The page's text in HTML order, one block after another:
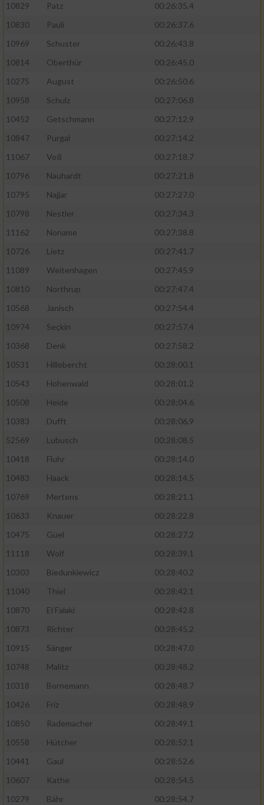
10829
Patz
00:26:35.4
10830
Pauli
00:26:37.6
10969
Schuster
00:26:43.8
10814
Oberthür
00:26:45.0
10275
August
00:26:50.6
10958
Schulz
00:27:06.8
10452
Getschmann
00:27:12.9
10847
Purgal
00:27:14.2
11067
Voß
00:27:18.7
10796
Nauhardt
00:27:21.8
10795
Najjar
00:27:27.0
10798
Nestler
00:27:34.3
11162
Noname
00:27:38.8
10726
Lietz
00:27:41.7
11089
Weitenhagen
00:27:45.9
10810
Northrup
00:27:47.4
10568
Janisch
00:27:54.4
10974
Seçkin
00:27:57.4
10368
Denk
00:27:58.2
10531
Hillebercht
00:28:00.1
10543
Hohenwald
00:28:01.2
10508
Heide
00:28:04.6
10383
Dufft
00:28:06.9
52569
Lubusch
00:28:08.5
10418
Fluhr
00:28:14.0
10483
Haack
00:28:14.5
10769
Mertens
00:28:21.1
10633
Knauer
00:28:22.8
10475
Güel
00:28:27.2
11118
Wolf
00:28:39.1
10303
Biedunkiewicz
00:28:40.2
11040
Thiel
00:28:42.1
10870
El Falaki
00:28:42.8
10873
Richter
00:28:45.2
10915
Sänger
00:28:47.0
10748
Malitz
00:28:48.2
10318
Bornemann
00:28:48.7
10426
Friz
00:28:48.9
10850
Rademacher
00:28:49.1
10558
Hütcher
00:28:52.1
10441
Gaul
00:28:52.6
10607
Kathe
00:28:54.5
10279
Bähr 00:28:54.7